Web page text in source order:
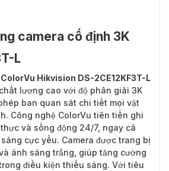
camera cố định 3K
L
Hikvision DS-2CE12KF3T-L
lượng cao với độ phân giải 3K
bạn quan sát chi tiết mọi vật
Công nghệ ColorVu tiên tiến ghi
và sống động 24/7, ngay cả
cực yếu. Camera được trang bị
ánh sáng trắng, giúp tăng cường
điều kiện thiếu sáng. Với tiêu